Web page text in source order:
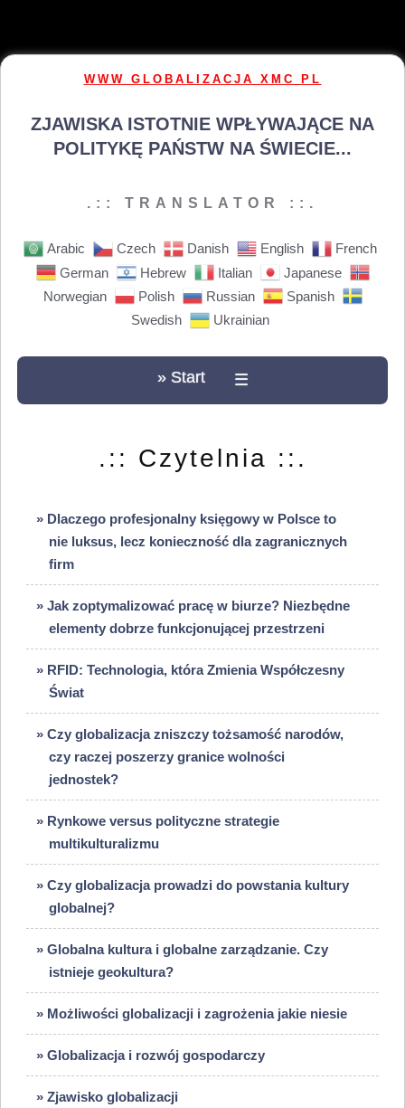
WWW GLOBALIZACJA XMC PL
ZJAWISKA ISTOTNIE WPŁYWAJĄCE NA
POLITYKĘ PAŃSTW NA ŚWIECIE...
.:: TRANSLATOR ::.
Arabic Czech Danish English
French
German
Hebrew Italian
Japanese
Norwegian
Polish Russian
Spanish
Swedish
Ukrainian
» Start ☰
.:: Czytelnia ::.
» Dlaczego profesjonalny księgowy w Polsce to
nie luksus, lecz konieczność dla zagranicznych
firm
» Jak zoptymalizować pracę w biurze? Niezbędne
elementy dobrze funkcjonującej przestrzeni
» RFID: Technologia, która Zmienia Współczesny
Świat
» Czy globalizacja zniszczy tożsamość narodów,
czy raczej poszerzy granice wolności
jednostek?
» Rynkowe versus polityczne strategie
multikulturalizmu
» Czy globalizacja prowadzi do powstania kultury
globalnej?
» Globalna kultura i globalne zarządzanie. Czy
istnieje geokultura?
» Możliwości globalizacji i zagrożenia jakie niesie
» Globalizacja i rozwój gospodarczy
» Zjawisko globalizacji